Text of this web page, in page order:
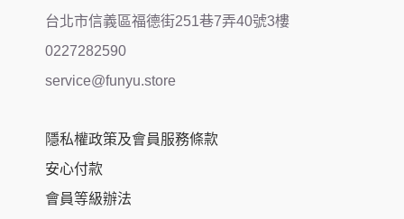
台北市信義區福德街251巷7弄40號3樓
0227282590
service@funyu.store
隱私權政策及會員服務條款
安心付款
會員等級辦法